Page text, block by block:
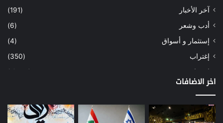
آخر الأخبار
(191)
أدب وشعر
(6)
إستثمار و أسواق
(4)
إغتراب
(350)
إقتصاد
(1٬039)
إعمار
(3)
بيئة
(16)
اخر الاضافات